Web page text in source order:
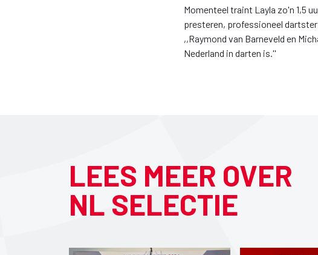
Momenteel traint Layla zo'n 1,5
presteren, professioneel
,,Raymond van Barneveld en
Nederland in darten is.''
LEES MEER OVER
NL SELECTIE